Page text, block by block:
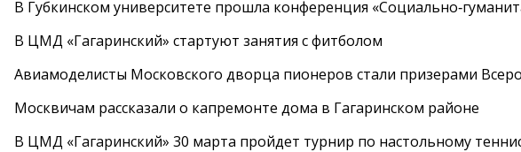
В Губкинском университете прошла конференция
В ЦМД «Гагаринский» стартуют занятия с фитболом
Авиамоделисты Московского дворца пионеров стали призерами
Москвичам рассказали о капремонте дома в Гагаринском районе
В ЦМД «Гагаринский» 30 марта пройдет турнир по настольному